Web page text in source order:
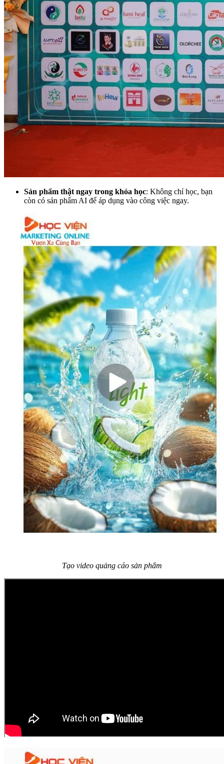
Sản phẩm thật ngay trong khóa học: Không chỉ học, bạn
còn có sản phẩm AI để áp dụng vào công việc ngay.
Tạo video quảng cáo sản phẩm